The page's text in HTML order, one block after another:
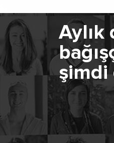
Aylık
şimdi